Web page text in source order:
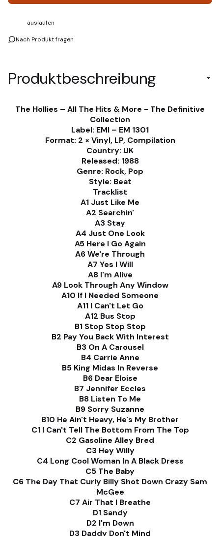
auslaufen
Nach Produkt fragen
Produktbeschreibung
The Hollies ‎– All The Hits & More - The Definitive
Collection
Label: EMI ‎– EM 1301
Format: 2 × Vinyl, LP, Compilation
Country: UK
Released: 1988
Genre: Rock, Pop
Style: Beat
Tracklist
A1 Just Like Me
A2 Searchin'
A3 Stay
A4 Just One Look
A5 Here I Go Again
A6 We're Through
A7 Yes I Will
A8 I'm Alive
A9 Look Through Any Window
A10 If I Needed Someone
A11 I Can't Let Go
A12 Bus Stop
B1 Stop Stop Stop
B2 Pay You Back With Interest
B3 On A Carousel
B4 Carrie Anne
B5 King Midas In Reverse
B6 Dear Eloise
B7 Jennifer Eccles
B8 Listen To Me
B9 Sorry Suzanne
B10 He Ain't Heavy, He's My Brother
C1 I Can't Tell The Bottom From The Top
C2 Gasoline Alley Bred
C3 Hey Willy
C4 Long Cool Woman In A Black Dress
C5 The Baby
C6 The Day That Curly Billy Shot Down Crazy Sam
McGee
C7 Air That I Breathe
D1 Sandy
D2 I'm Down
D3 Daddy Don't Mind